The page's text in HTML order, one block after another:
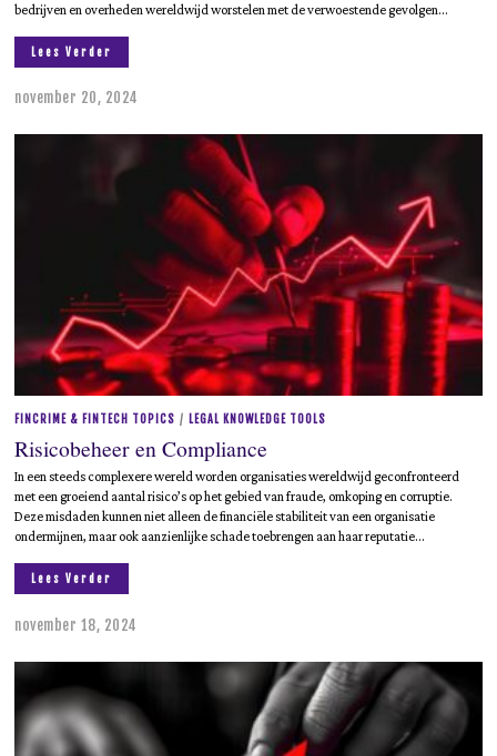
bedrijven en overheden wereldwijd worstelen met de verwoestende gevolgen…
Lees Verder
november 20, 2024
i
5
FINCRIME & FINTECH TOPICS / LEGAL KNOWLEDGE TOOLS
Risicobeheer en Compliance
In een steeds complexere wereld worden organisaties wereldwijd geconfronteerd
met een groeiend aantal risico’s op het gebied van fraude, omkoping en corruptie.
Deze misdaden kunnen niet alleen de financiële stabiliteit van een organisatie
ondermijnen, maar ook aanzienlijke schade toebrengen aan haar reputatie…
Lees Verder
november 18, 2024
i
9
,
2